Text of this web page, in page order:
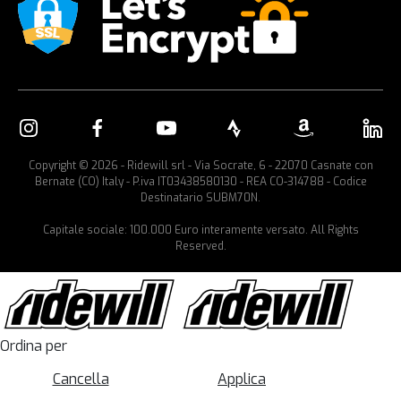
Copyright © 2026 - Ridewill srl - Via Socrate, 6 - 22070 Casnate con
Bernate (CO) Italy - P.iva IT03438580130 - REA CO-314788 - Codice
Destinatario SUBM70N.
Capitale sociale: 100.000 Euro interamente versato. All Rights
Reserved.
Ordina per
Cancella
Applica